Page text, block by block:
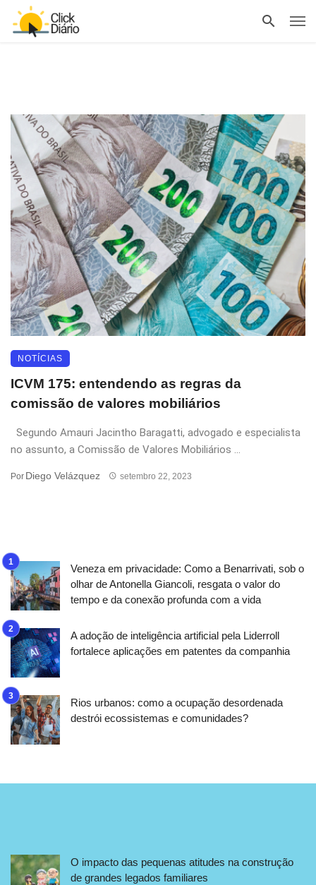
NOTÍCIAS
ICVM 175: entendendo as regras da
comissão de valores mobiliários
Segundo Amauri Jacintho Baragatti, advogado e especialista
no assunto, a Comissão de Valores Mobiliários ...
Por Diego Velázquez setembro 22, 2023
Veneza em privacidade: Como a Benarrivati, sob o
olhar de Antonella Giancoli, resgata o valor do
tempo e da conexão profunda com a vida
A adoção de inteligência artificial pela Liderroll
fortalece aplicações em patentes da companhia
Rios urbanos: como a ocupação desordenada
destrói ecossistemas e comunidades?
O impacto das pequenas atitudes na construção
de grandes legados familiares